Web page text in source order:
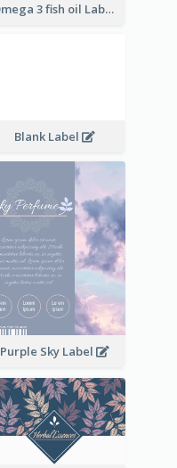
Omega 3 fish oil Label
Blank Label
Purple Sky Label